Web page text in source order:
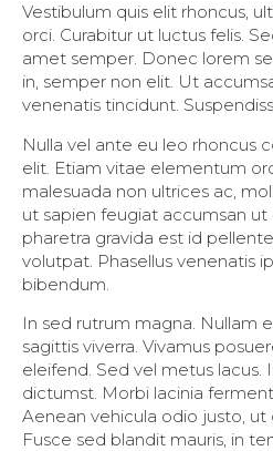
Vestibulum quis elit rhoncus,
orci. Curabitur ut luctus felis.
amet semper. Donec lorem
in, semper non elit. Ut
venenatis tincidunt.
Nulla vel ante eu leo rhoncus
elit. Etiam vitae elementum
malesuada non ultrices ac,
ut sapien feugiat accumsan ut
pharetra gravida est id
volutpat. Phasellus venenatis
bibendum.
In sed rutrum magna. Nullam
sagittis viverra. Vivamus
eleifend. Sed vel metus lacus.
dictumst. Morbi lacinia
Aenean vehicula odio justo,
Fusce sed blandit mauris, in